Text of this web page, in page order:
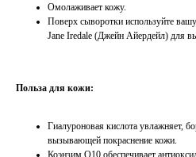
Омолаживает кожу.
Поверх сыворотки используйте
Jane Iredale (Джейн Айердейл) для
Польза для кожи:
Гиалуроновая кислота увлажняет,
вызывающей покраснение кожи.